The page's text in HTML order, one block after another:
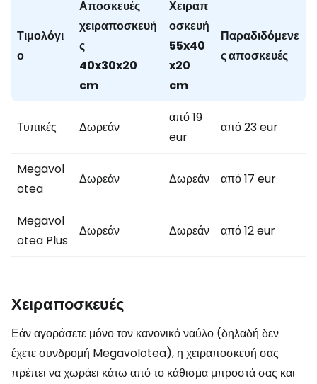
Τιμολόγι
ο
Αποσκευές
χειραποσκευή
ς
40x30x20
cm
Χειραπ
οσκευή
55x40
x20
cm
Παραδιδόμενε
ς αποσκευές
Τυπικές Δωρεάν
από 19
eur
από 23 eur
Megavol
otea
Δωρεάν Δωρεάν από 17 eur
Megavol
otea Plus
Δωρεάν Δωρεάν από 12 eur
Χειραποσκευές
Εάν αγοράσετε μόνο τον κανονικό ναύλο (δηλαδή δεν
έχετε συνδρομή Megavolotea), η χειραποσκευή σας
πρέπει να χωράει κάτω από το κάθισμα μπροστά σας και